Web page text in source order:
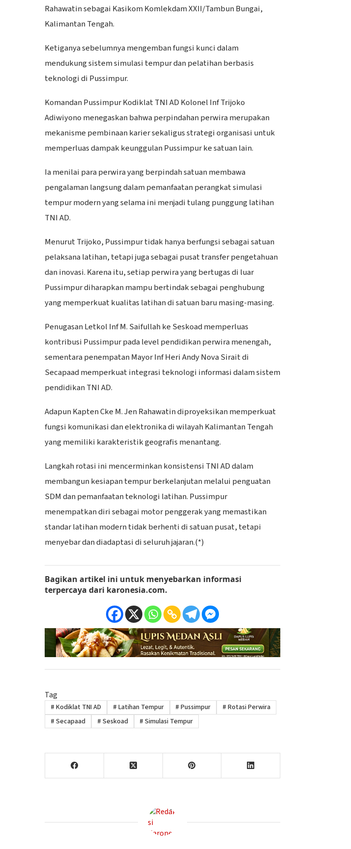
Rahawatin sebagai Kasikom Komlekdam XXII/Tambun Bungai,
Kalimantan Tengah.
Ketiganya sebelumnya mengemban fungsi kunci dalam
mendukung sistem simulasi tempur dan pelatihan berbasis
teknologi di Pussimpur.
Komandan Pussimpur Kodiklat TNI AD Kolonel Inf Trijoko
Adiwiyono menegaskan bahwa perpindahan perwira merupakan
mekanisme pembinaan karier sekaligus strategi organisasi untuk
memperluas dampak keunggulan Pussimpur ke satuan lain.
Ia menilai para perwira yang berpindah satuan membawa
pengalaman langsung dalam pemanfaatan perangkat simulasi
tempur modern yang selama ini menjadi tulang punggung latihan
TNI AD.
Menurut Trijoko, Pussimpur tidak hanya berfungsi sebagai satuan
pelaksana latihan, tetapi juga sebagai pusat transfer pengetahuan
dan inovasi. Karena itu, setiap perwira yang bertugas di luar
Pussimpur diharapkan mampu bertindak sebagai penghubung
yang memperkuat kualitas latihan di satuan baru masing-masing.
Penugasan Letkol Inf M. Saifullah ke Seskoad memperluas
kontribusi Pussimpur pada level pendidikan perwira menengah,
sementara penempatan Mayor Inf Heri Andy Nova Sirait di
Secapaad memperkuat integrasi teknologi informasi dalam sistem
pendidikan TNI AD.
Adapun Kapten Cke M. Jen Rahawatin diproyeksikan memperkuat
fungsi komunikasi dan elektronika di wilayah Kalimantan Tengah
yang memiliki karakteristik geografis menantang.
Langkah rotasi ini mencerminkan konsistensi TNI AD dalam
membangun kesiapan tempur berkelanjutan melalui penguatan
SDM dan pemanfaatan teknologi latihan. Pussimpur
menempatkan diri sebagai motor penggerak yang memastikan
standar latihan modern tidak berhenti di satuan pusat, tetapi
menyebar dan diadaptasi di seluruh jajaran.(*)
Bagikan artikel ini untuk menyebarkan informasi
terpercaya dari karonesia.com.
Tag
# Kodiklat TNI AD # Latihan Tempur # Pussimpur # Rotasi Perwira
# Secapaad # Seskoad # Simulasi Tempur